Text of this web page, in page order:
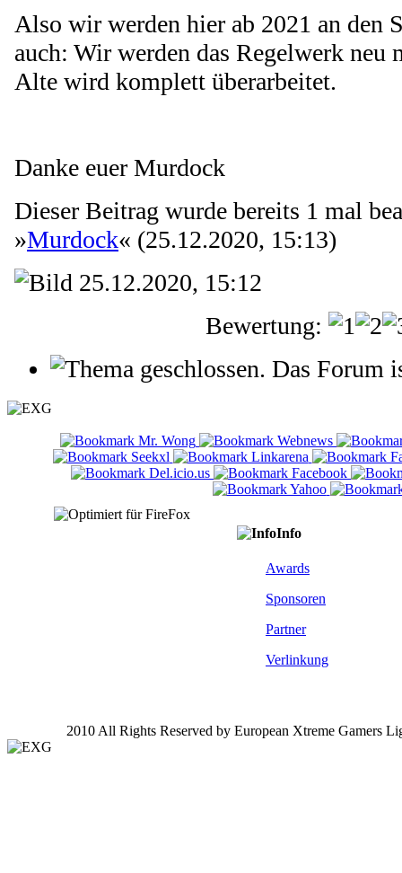
Also wir werden hier ab 2021 an den
auch: Wir werden das Regelwerk neu
Alte wird komplett überarbeitet.
Danke euer Murdock
Dieser Beitrag wurde bereits 1 mal
»Murdock« (25.12.2020, 15:13)
25.12.2020, 15:12
Bewertung:
Das Forum
Info
Awards
Sponsoren
Partner
Verlinkung
2010 All Rights Reserved by European Xtreme Gamers